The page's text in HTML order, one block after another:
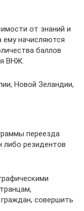
от знаний и
ему начисляются
баллов
ВНЖ.
Новой Зеландии,
переезда
либо резидентов
совершить